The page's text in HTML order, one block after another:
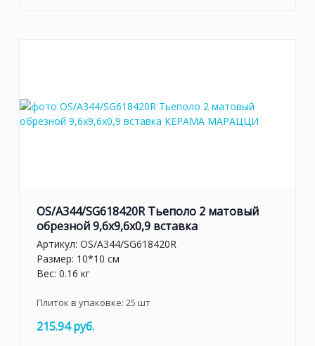
OS/A344/SG618420R Тьеполо 2 матовый
обрезной 9,6x9,6x0,9 вставка
Артикул: OS/A344/SG618420R
Размер: 10*10 см
Вес: 0.16 кг
Плиток в упаковке: 25 шт
215.94 руб.